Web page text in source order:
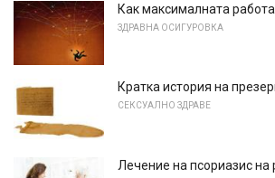
Как максималната
ЗДРАВНА ОСИГУРОВКА
Кратка история на
СЕКСУАЛНО ЗДРАВЕ
Лечение на псориазис на